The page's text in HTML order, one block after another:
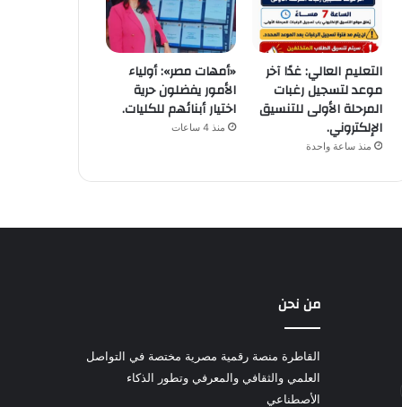
التعليم العالي: غدًا آخر
موعد لتسجيل رغبات
المرحلة الأولى للتنسيق
الإلكتروني.
منذ ساعة واحدة
«أمهات مصر»: أولياء
الأمور يفضلون حرية
اختيار أبنائهم للكليات.
منذ 4 ساعات
من نحن
القاطرة منصة رقمية مصرية مختصة في التواصل
العلمي والثقافي والمعرفي وتطور الذكاء
الأصطناعي